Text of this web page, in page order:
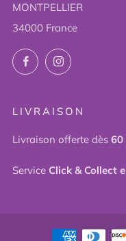
MONTPELLIER
34000 France
FacebookInstagram
LIVRAISON
Livraison offerte dès 60
Service Click & Collect